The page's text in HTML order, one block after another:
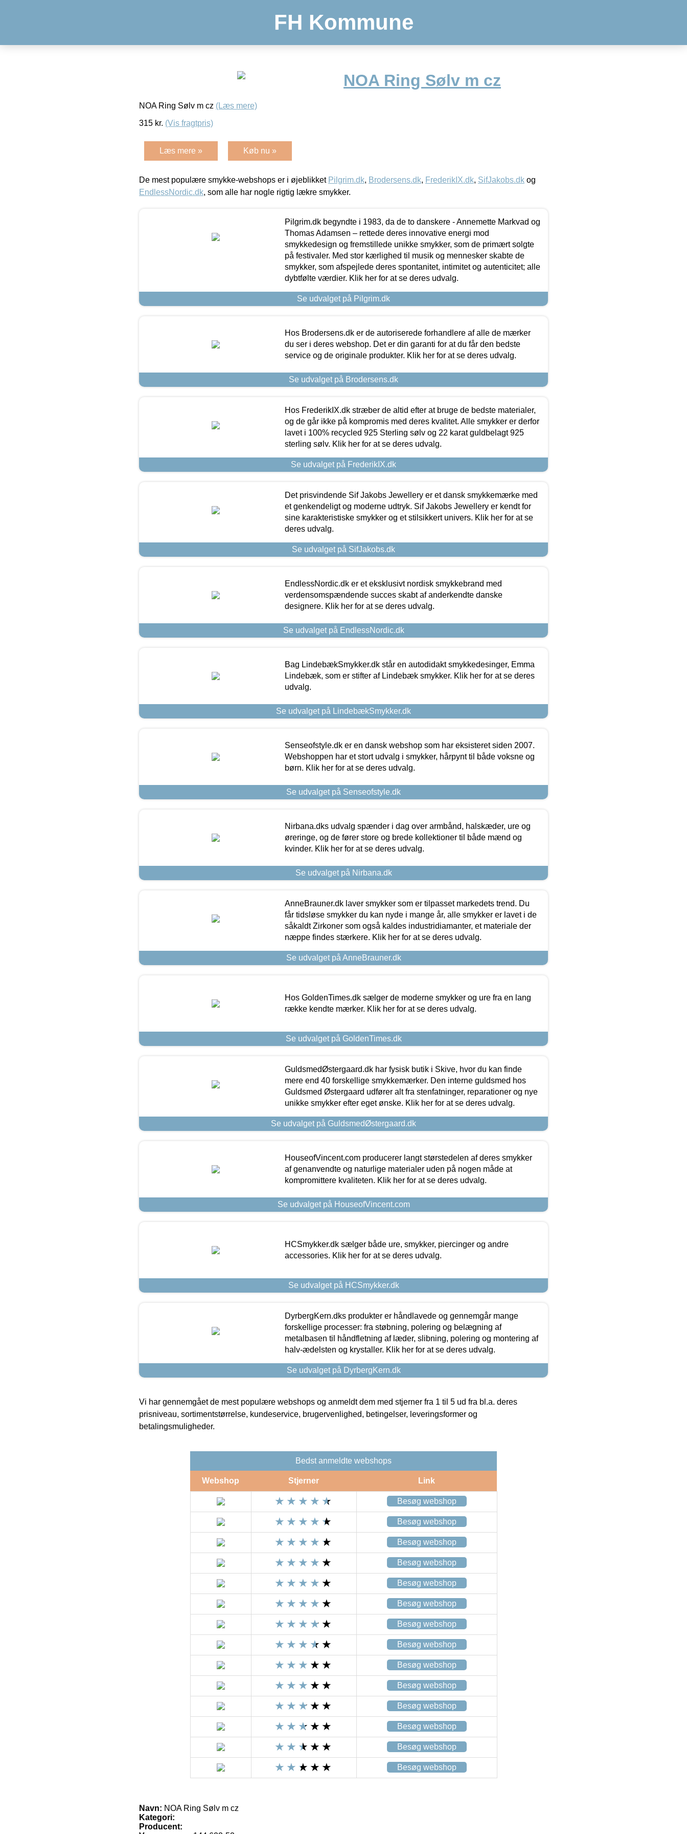
FH Kommune
NOA Ring Sølv m cz
NOA Ring Sølv m cz (Læs mere)
315 kr. (Vis fragtpris)
Læs mere » Køb nu »
De mest populære smykke-webshops er i øjeblikket Pilgrim.dk, Brodersens.dk, FrederikIX.dk, SifJakobs.dk og
EndlessNordic.dk, som alle har nogle rigtig lækre smykker.
Pilgrim.dk begyndte i 1983, da de to danskere - Annemette Markvad og
Thomas Adamsen – rettede deres innovative energi mod
smykkedesign og fremstillede unikke smykker, som de primært solgte
på festivaler. Med stor kærlighed til musik og mennesker skabte de
smykker, som afspejlede deres spontanitet, intimitet og autenticitet; alle
dybtfølte værdier. Klik her for at se deres udvalg.
Se udvalget på Pilgrim.dk
Hos Brodersens.dk er de autoriserede forhandlere af alle de mærker
du ser i deres webshop. Det er din garanti for at du får den bedste
service og de originale produkter. Klik her for at se deres udvalg.
Se udvalget på Brodersens.dk
Hos FrederikIX.dk stræber de altid efter at bruge de bedste materialer,
og de går ikke på kompromis med deres kvalitet. Alle smykker er derfor
lavet i 100% recycled 925 Sterling sølv og 22 karat guldbelagt 925
sterling sølv. Klik her for at se deres udvalg.
Se udvalget på FrederikIX.dk
Det prisvindende Sif Jakobs Jewellery er et dansk smykkemærke med
et genkendeligt og moderne udtryk. Sif Jakobs Jewellery er kendt for
sine karakteristiske smykker og et stilsikkert univers. Klik her for at se
deres udvalg.
Se udvalget på SifJakobs.dk
EndlessNordic.dk er et eksklusivt nordisk smykkebrand med
verdensomspændende succes skabt af anderkendte danske
designere. Klik her for at se deres udvalg.
Se udvalget på EndlessNordic.dk
Bag LindebækSmykker.dk står en autodidakt smykkedesinger, Emma
Lindebæk, som er stifter af Lindebæk smykker. Klik her for at se deres
udvalg.
Se udvalget på LindebækSmykker.dk
Senseofstyle.dk er en dansk webshop som har eksisteret siden 2007.
Webshoppen har et stort udvalg i smykker, hårpynt til både voksne og
børn. Klik her for at se deres udvalg.
Se udvalget på Senseofstyle.dk
Nirbana.dks udvalg spænder i dag over armbånd, halskæder, ure og
øreringe, og de fører store og brede kollektioner til både mænd og
kvinder. Klik her for at se deres udvalg.
Se udvalget på Nirbana.dk
AnneBrauner.dk laver smykker som er tilpasset markedets trend. Du
får tidsløse smykker du kan nyde i mange år, alle smykker er lavet i de
såkaldt Zirkoner som også kaldes industridiamanter, et materiale der
næppe findes stærkere. Klik her for at se deres udvalg.
Se udvalget på AnneBrauner.dk
Hos GoldenTimes.dk sælger de moderne smykker og ure fra en lang
række kendte mærker. Klik her for at se deres udvalg.
Se udvalget på GoldenTimes.dk
GuldsmedØstergaard.dk har fysisk butik i Skive, hvor du kan finde
mere end 40 forskellige smykkemærker. Den interne guldsmed hos
Guldsmed Østergaard udfører alt fra stenfatninger, reparationer og nye
unikke smykker efter eget ønske. Klik her for at se deres udvalg.
Se udvalget på GuldsmedØstergaard.dk
HouseofVincent.com producerer langt størstedelen af deres smykker
af genanvendte og naturlige materialer uden på nogen måde at
kompromittere kvaliteten. Klik her for at se deres udvalg.
Se udvalget på HouseofVincent.com
HCSmykker.dk sælger både ure, smykker, piercinger og andre
accessories. Klik her for at se deres udvalg.
Se udvalget på HCSmykker.dk
DyrbergKern.dks produkter er håndlavede og gennemgår mange
forskellige processer: fra støbning, polering og belægning af
metalbasen til håndfletning af læder, slibning, polering og montering af
halv-ædelsten og krystaller. Klik her for at se deres udvalg.
Se udvalget på DyrbergKern.dk
Vi har gennemgået de mest populære webshops og anmeldt dem med stjerner fra 1 til 5 ud fra bl.a. deres
prisniveau, sortimentstørrelse, kundeservice, brugervenlighed, betingelser, leveringsformer og
betalingsmuligheder.
Bedst anmeldte webshops
Webshop Stjerner Link
Besøg webshop
Besøg webshop
Besøg webshop
Besøg webshop
Besøg webshop
Besøg webshop
Besøg webshop
Besøg webshop
Besøg webshop
Besøg webshop
Besøg webshop
Besøg webshop
Besøg webshop
Besøg webshop
Navn: NOA Ring Sølv m cz
Kategori:
Producent: